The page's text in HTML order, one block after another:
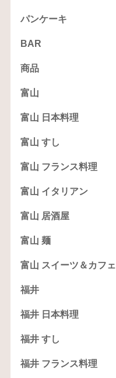
パンケーキ
BAR
商品
富山
富山 日本料理
富山 すし
富山 フランス料理
富山 イタリアン
富山 居酒屋
富山 麺
富山 スイーツ＆カフェ
福井
福井 日本料理
福井 すし
福井 フランス料理